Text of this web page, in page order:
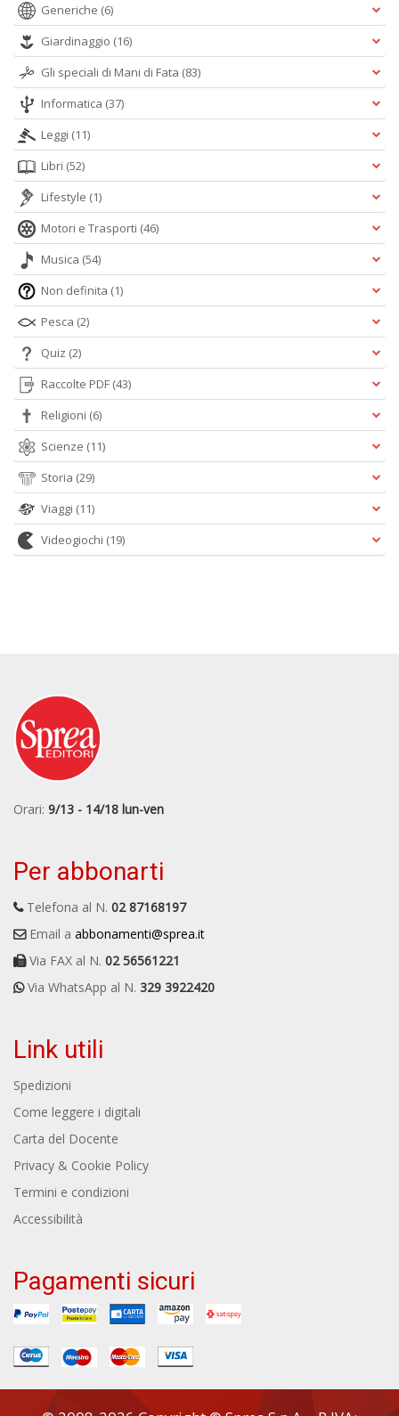
Generiche (6)
Giardinaggio (16)
Gli speciali di Mani di Fata (83)
Informatica (37)
Leggi (11)
Libri (52)
Lifestyle (1)
Motori e Trasporti (46)
Musica (54)
Non definita (1)
Pesca (2)
Quiz (2)
Raccolte PDF (43)
Religioni (6)
Scienze (11)
Storia (29)
Viaggi (11)
Videogiochi (19)
Orari: 9/13 - 14/18 lun-ven
Per abbonarti
Telefona al N. 02 87168197
Email a abbonamenti@sprea.it
Via FAX al N. 02 56561221
Via WhatsApp al N. 329 3922420
Link utili
Spedizioni
Come leggere i digitali
Carta del Docente
Privacy & Cookie Policy
Termini e condizioni
Accessibilità
Pagamenti sicuri